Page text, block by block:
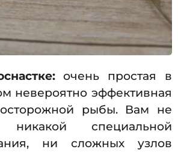
очень простая в
невероятно эффективная
рыбы. Вам не
никакой специальной
ни сложных узлов